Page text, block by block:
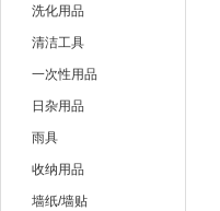
洗化用品
清洁工具
一次性用品
日杂用品
雨具
收纳用品
墙纸/墙贴